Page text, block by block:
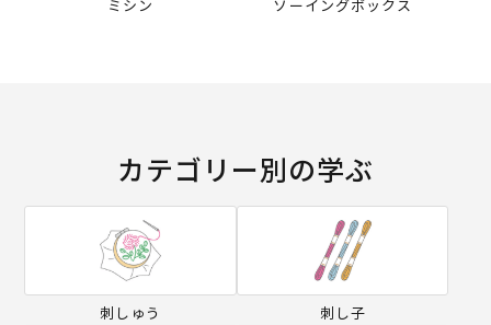
ミシン ソーイングボックス
カテゴリー別の学ぶ
刺しゅう 刺し子